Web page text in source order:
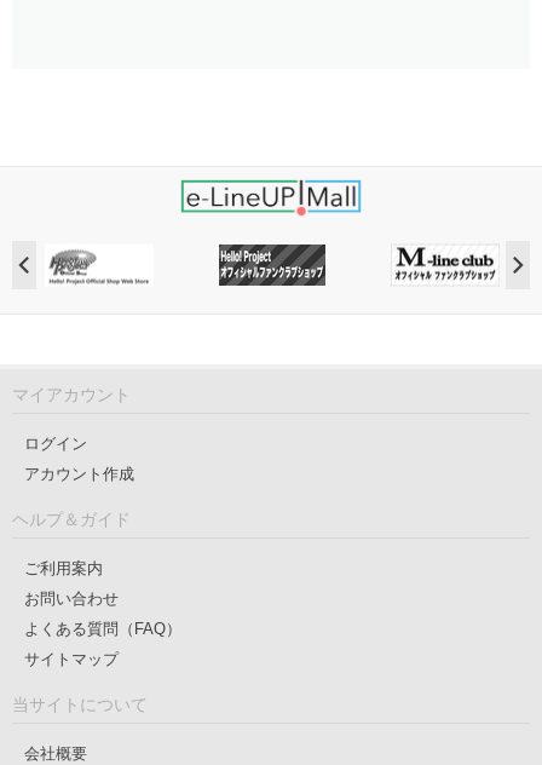
マイアカウント
ログイン
アカウント作成
ヘルプ＆ガイド
ご利用案内
お問い合わせ
よくある質問（FAQ）
サイトマップ
当サイトについて
会社概要